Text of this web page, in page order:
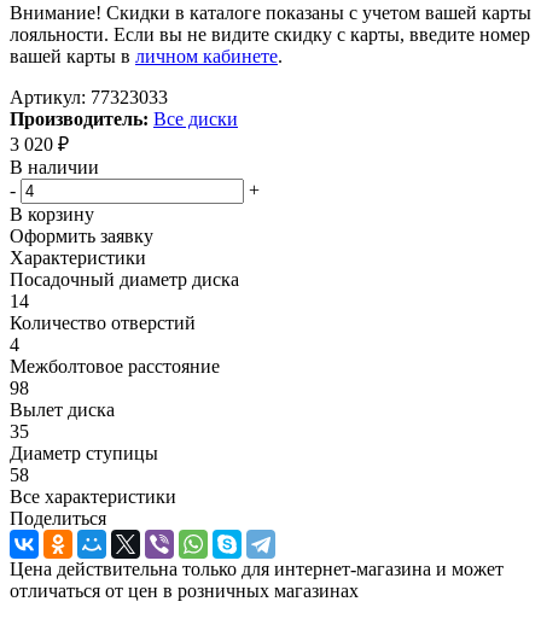
Внимание! Скидки в каталоге показаны с учетом вашей карты
лояльности. Если вы не видите скидку с карты, введите номер
вашей карты в личном кабинете.
Артикул: 77323033
Производитель: Все диски
3 020 ₽
В наличии
-
+
В корзину
Оформить заявку
Характеристики
Посадочный диаметр диска
14
Количество отверстий
4
Межболтовое расстояние
98
Вылет диска
35
Диаметр ступицы
58
Все характеристики
Поделиться
Цена действительна только для интернет-магазина и может
отличаться от цен в розничных магазинах